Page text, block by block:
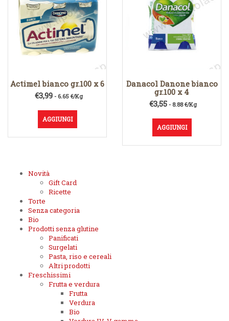
Actimel bianco gr.100 x 6
€3,99- 6.65 €/Kg
AGGIUNGI
Danacol Danone bianco
gr.100 x 4
€3,55 - 8.88 €/Kg
AGGIUNGI
Novità
Gift Card
Ricette
Torte
Senza categoria
Bio
Prodotti senza glutine
Panificati
Surgelati
Pasta, riso e cereali
Altri prodotti
Freschissimi
Frutta e verdura
Frutta
Verdura
Bio